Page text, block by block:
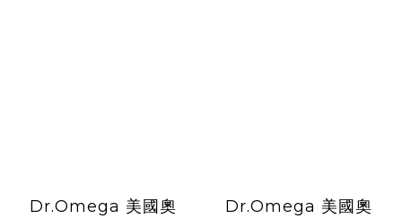
Dr.Omega 美國奧
Dr.Omega 美國奧